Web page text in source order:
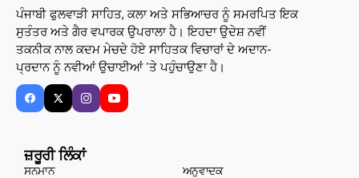
ਪੰਜਾਬੀ ਫੁਲਵਾੜੀ ਸਾਹਿਤ, ਕਲਾ ਅਤੇ ਸਭਿਆਚਰ ਨੂੰ ਸਮਰਪਿਤ ਇਕ
ਸੁਤੰਤਰ ਅਤੇ ਗੈਰ ਵਪਾਰਕ ਉਪਰਾਲਾ ਹੈ। ਇਹਦਾ ਉਦੇਸ਼ ਨਵੀਂ
ਤਕਨੀਕ ਨਾਲ ਕਦਮ ਮੇਚਦੇ ਹੋਏ ਸਾਹਿਤਕ ਵਿਚਾਰਾਂ ਦੇ ਅਦਾਨ-
ਪ੍ਰਦਾਨ ਨੂੰ ਨਵੀਆਂ ਉਚਾਈਆਂ ’ਤੇ ਪਹੁੰਚਾਉਣਾ ਹੈ।
ਜ਼ਰੂਰੀ ਲਿੰਕਾਂ
ਸਨਮਾਨ
ਅਨੁਵਾਦਕ